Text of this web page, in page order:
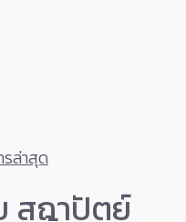
รล่าสุด
สถาปัตย์